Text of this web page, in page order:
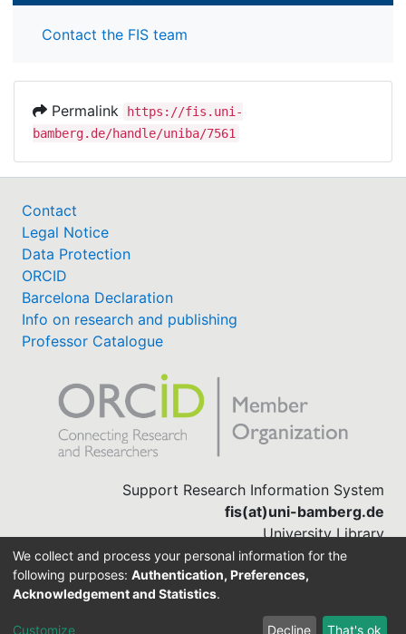
Contact the FIS team
Permalink
https://fis.uni-
bamberg.de/handle/uniba/7561
Contact
Legal Notice
Data Protection
ORCID
Barcelona Declaration
Info on research and publishing
Professor Catalogue
Support Research Information System
fis(at)uni-bamberg.de
University Library
(0951) 863-1568
DSpace-CRIS software
We collect and process your personal information for the
following purposes: Authentication, Preferences,
Acknowledgement and Statistics.
Customize Decline That's ok